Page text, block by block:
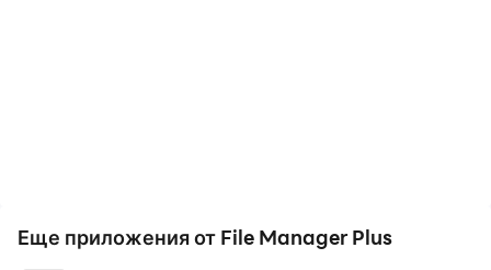
Еще приложения от File Manager Plus